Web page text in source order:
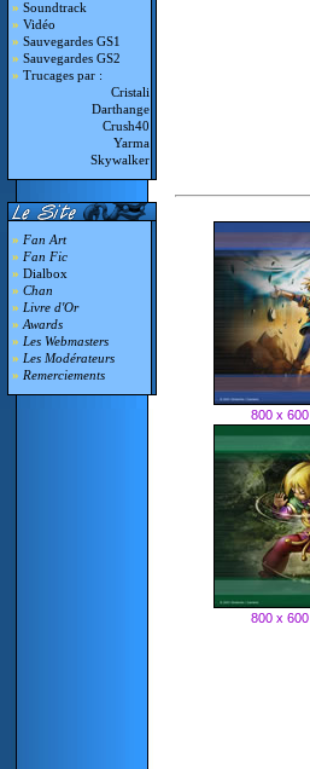
» Soundtrack
» Vidéo
» Sauvegardes GS1
» Sauvegardes GS2
» Trucages par :
Cristali
Darthange
Crush40
Yarma
Skywalker
» Fan Art
» Fan Fic
» Dialbox
» Chan
» Livre d'Or
» Awards
» Les Webmasters
» Les Modérateurs
» Remerciements
800 x 600
800 x 600